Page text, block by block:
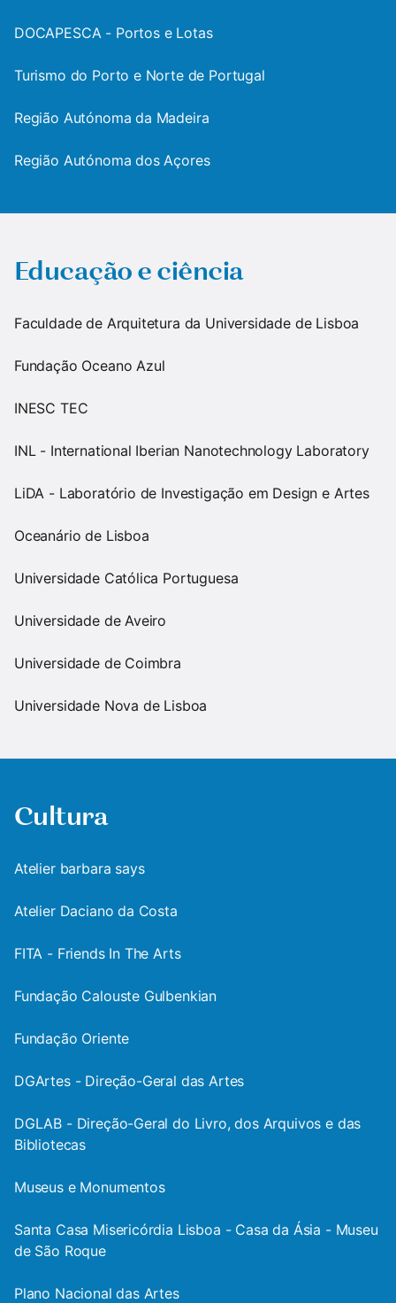
DOCAPESCA - Portos e Lotas
Turismo do Porto e Norte de Portugal
Região Autónoma da Madeira
Região Autónoma dos Açores
Educação e ciência
Faculdade de Arquitetura da Universidade de Lisboa
Fundação Oceano Azul
INESC TEC
INL - International Iberian Nanotechnology Laboratory
LiDA - Laboratório de Investigação em Design e Artes
Oceanário de Lisboa
Universidade Católica Portuguesa
Universidade de Aveiro
Universidade de Coimbra
Universidade Nova de Lisboa
Cultura
Atelier barbara says
Atelier Daciano da Costa
FITA - Friends In The Arts
Fundação Calouste Gulbenkian
Fundação Oriente
DGArtes - Direção-Geral das Artes
DGLAB - Direção-Geral do Livro, dos Arquivos e das
Bibliotecas
Museus e Monumentos
Santa Casa Misericórdia Lisboa - Casa da Ásia - Museu
de São Roque
Plano Nacional das Artes